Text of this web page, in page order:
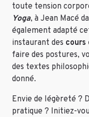
toute tension
Yoga, à Jean Macé
également adapté
instaurant des cours
faire des postures,
des textes
donné.
Envie de légèreté ?
pratique ? Initiez-